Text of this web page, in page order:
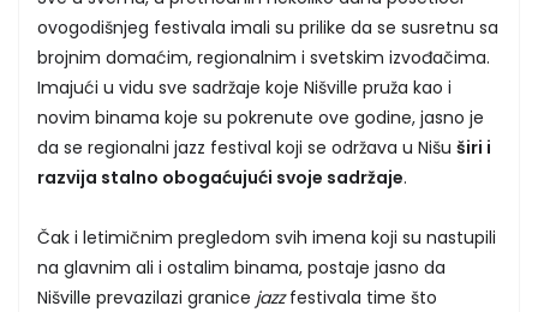
ovogodišnjeg festivala imali su prilike da se susretnu sa
brojnim domaćim, regionalnim i svetskim izvođačima.
Imajući u vidu sve sadržaje koje Nišville pruža kao i
novim binama koje su pokrenute ove godine, jasno je
da se regionalni jazz festival koji se održava u Nišu širi i
razvija stalno obogaćujući svoje sadržaje.
Čak i letimičnim pregledom svih imena koji su nastupili
na glavnim ali i ostalim binama, postaje jasno da
Nišville prevazilazi granice jazzfestivala time što